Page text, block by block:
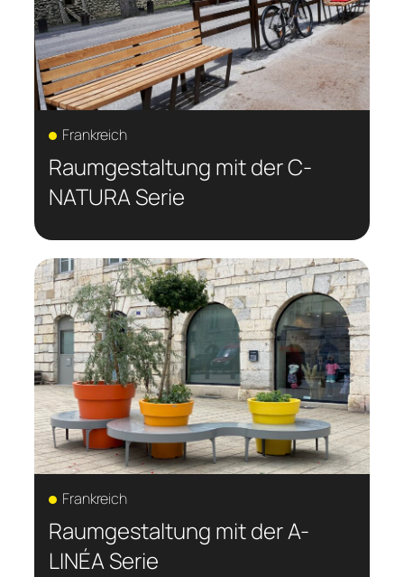
Frankreich
Raumgestaltung mit der C-
NATURA Serie
Frankreich
Raumgestaltung mit der A-
LINÉA Serie